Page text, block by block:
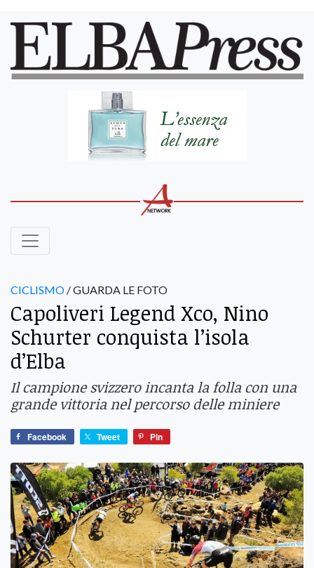
CICLISMO / GUARDA LE FOTO
Capoliveri Legend Xco, Nino
Schurter conquista l’isola
d’Elba
Il campione svizzero incanta la folla con una
grande vittoria nel percorso delle miniere
Facebook Tweet Pin